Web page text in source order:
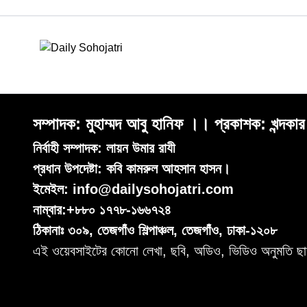
সম্পাদক: মুহাম্মদ আবু হানিফ ।। প্রকাশক: খন্দকার
নির্বাহী সম্পাদক: লায়ন উমার রাযী
প্রধান উপদেষ্টা: কবি কামরুল আহসান হাসন।
ইমেইল: info@dailysohojatri.com
নাম্বার:+৮৮০ ১৭৭৮-১৬৬৭২৪
ঠিকানাঃ ৩০৯, তেজগাঁও শিল্পাঞ্চল, তেজগাঁও, ঢাকা-১২০৮
এই ওয়েবসাইটের কোনো লেখা, ছবি, অডিও, ভিডিও অনুমতি